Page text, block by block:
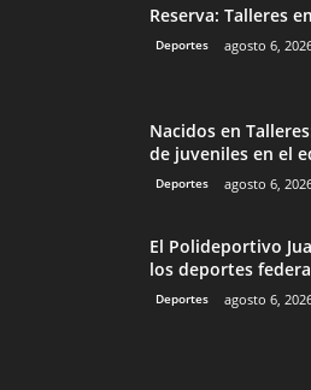
Reserva: Talleres
Deportes agosto 6,
Nacidos en
de juveniles en el
Deportes agosto 6,
El Polideportivo
los deportes
Deportes agosto 6,